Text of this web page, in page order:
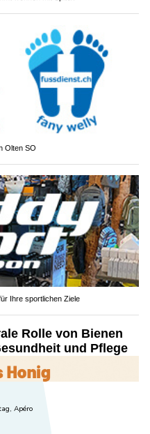
Olten SO
Ihre sportlichen Ziele
Rolle von Bienen
und Pflege